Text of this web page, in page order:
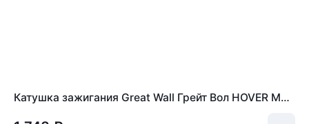
Катушка зажигания Great Wall Грейт Вол HOVER M2, M4, LIFAN Лифан SOLANO, X50, Volkswagen VW Фольксваген Passat Пассат A3705100